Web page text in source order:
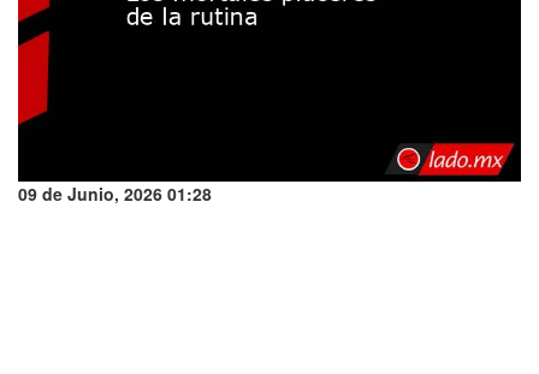
09 de Junio, 2026 01:28